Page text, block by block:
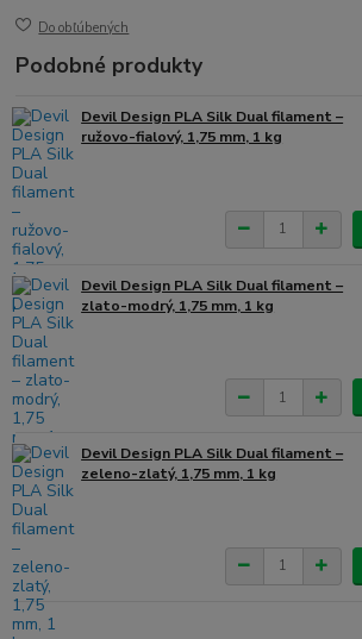
Do obľúbených
Podobné produkty
Devil Design PLA Silk Dual filament –
ružovo-fialový, 1,75 mm, 1 kg
Devil Design PLA Silk Dual filament –
zlato-modrý, 1,75 mm, 1 kg
Devil Design PLA Silk Dual filament –
zeleno-zlatý, 1,75 mm, 1 kg